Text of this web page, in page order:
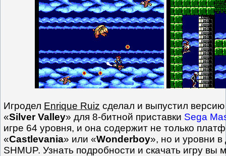
Игродел Enrique Ruiz сделал и выпустил
«Silver Valley» для 8-битной приставки Sega
игре 64 уровня, и она содержит не только
«Castlevania» или «Wonderboy», но и уровни в
SHMUP. Узнать подробности и скачать игру вы